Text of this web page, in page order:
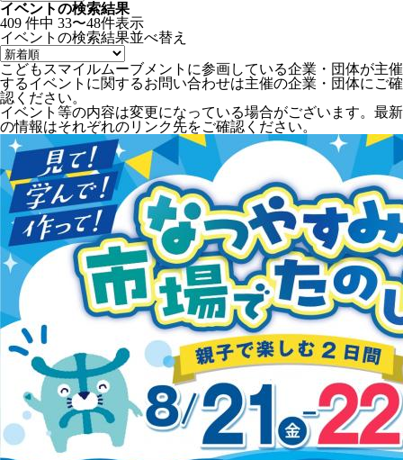
イベントの検索結果
409 件中 33〜48件表示
イベントの検索結果並べ替え
こどもスマイルムーブメントに参画している企業・団体が主催
するイベントに関するお問い合わせは主催の企業・団体にご確
認ください。
イベント等の内容は変更になっている場合がございます。最新
の情報はそれぞれのリンク先をご確認ください。